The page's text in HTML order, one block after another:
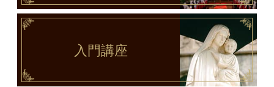
入門講座